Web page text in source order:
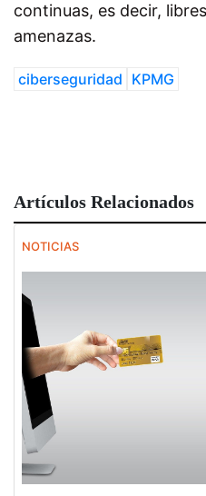
continuas, es decir,
amenazas.
ciberseguridad KPMG
Artículos Relacionados
NOTICIAS